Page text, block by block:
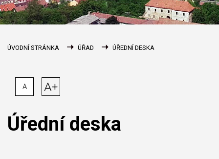
ÚVODNÍ STRÁNKA ÚŘAD ÚŘEDNÍ DESKA
A A+
Úřední deska